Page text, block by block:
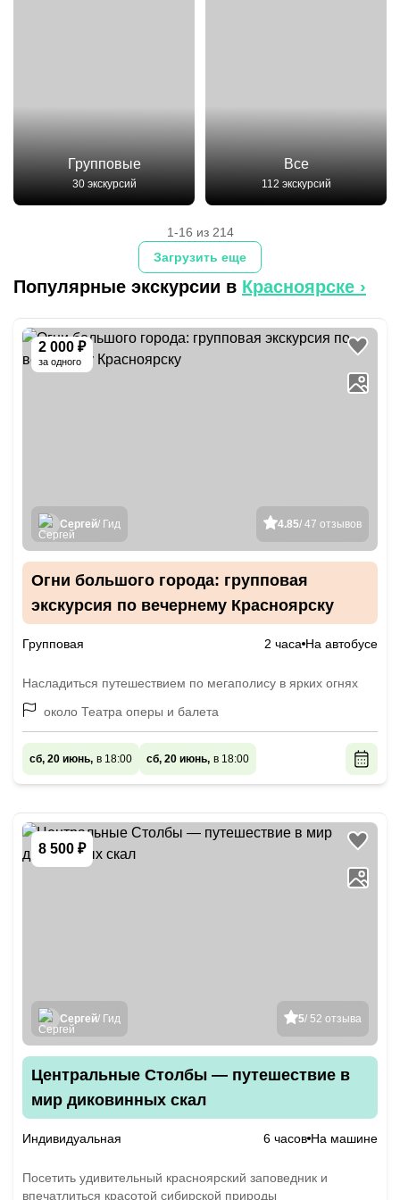
Групповые
30 экскурсий
Все
112 экскурсий
Загрузить еще
1-16 из 214
Популярные экскурсии в Красноярске ›
2 000 ₽
за одного
4.85/ 47 отзывов
Сергей/ Гид
Огни большого города: групповая
экскурсия по вечернему Красноярску
Групповая 2 часа На автобусе
Насладиться путешествием по мегаполису в ярких огнях
около Театра оперы и балета
сб, 20 июнь, в 18:00 сб, 20 июнь, в 18:00
8 500 ₽
5/ 52 отзыва
Сергей/ Гид
Центральные Столбы — путешествие в
мир диковинных скал
Индивидуальная 6 часов На машине
Посетить удивительный красноярский заповедник и
впечатлиться красотой сибирской природы